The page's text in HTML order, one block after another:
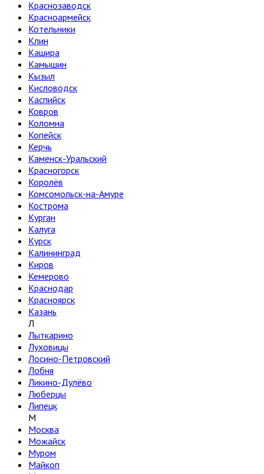
Краснозаводск
Красноармейск
Котельники
Клин
Кашира
Камышин
Кызыл
Кисловодск
Каспийск
Ковров
Коломна
Копейск
Керчь
Каменск-Уральский
Красногорск
Королёв
Комсомольск-на-Амуре
Кострома
Курган
Калуга
Курск
Калининград
Киров
Кемерово
Краснодар
Красноярск
Казань
Л
Лыткарино
Луховицы
Лосино-Петровский
Лобня
Ликино-Дулёво
Люберцы
Липецк
М
Москва
Можайск
Муром
Майкоп